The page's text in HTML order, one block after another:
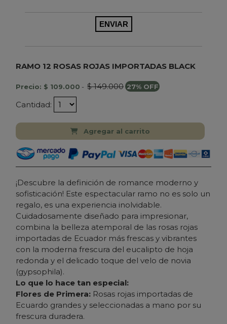
RAMO 12 ROSAS ROJAS IMPORTADAS BLACK
Precio: $ 109.000 - $ 149.000 27% OFF
Cantidad:
Agregar al carrito
¡Descubre la definición de romance moderno y
sofisticación! Este espectacular ramo no es solo un
regalo, es una experiencia inolvidable.
Cuidadosamente diseñado para impresionar,
combina la belleza atemporal de las rosas rojas
importadas de Ecuador más frescas y vibrantes
con la moderna frescura del eucalipto de hoja
redonda y el delicado toque del velo de novia
(gypsophila).
Lo que lo hace tan especial:
Flores de Primera: Rosas rojas importadas de
Ecuardo grandes y seleccionadas a mano por su
frescura duradera.